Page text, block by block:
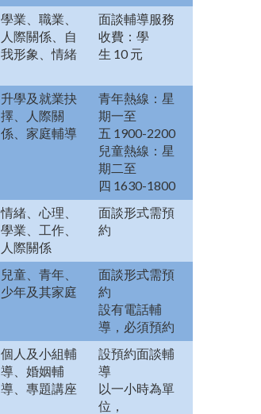
學業、職業、
人際關係、自
我形象、情緒
面談輔導服務
收費：學
生 10 元
升學及就業抉
擇、人際關
係、家庭輔導
青年熱線：星
期一至
五 1900-2200
兒童熱線：星
期二至
四 1630-1800
情緒、心理、
學業、工作、
人際關係
面談形式需預
約
兒童、青年、
少年及其家庭
面談形式需預
約
設有電話輔
導，必須預約
個人及小組輔
導、婚姻輔
導、專題講座
設預約面談輔
導
以一小時為單
位，